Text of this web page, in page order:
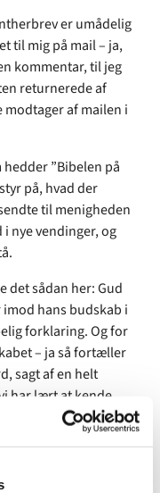
er umådelig
til mig på mail – ja,
kommentar, til jeg
returnerede af
modtager af mailen i
”Bibelen på
på, hvad der
til menigheden
nye vendinger, og
det sådan her: Gud
hans budskab i
forklaring. Og for
– ja så fortæller
sagt af en helt
har lært at kende
er visere end